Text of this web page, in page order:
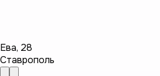
Ева, 28
Ставрополь